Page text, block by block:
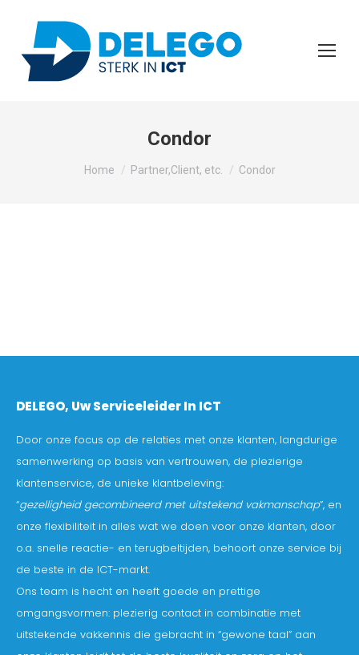
Condor
Je bent hier:
Home Partner,Client, etc. Condor
DELEGO, Uw Serviceleider In ICT
Door onze focus op de relaties met onze klanten, langdurige
samenwerking op basis van vertrouwen, de plezierige
klantenservice, de unieke klantbeleving:
“gezelligheid gecombineerd met uitstekend vakmanschap”, en
onze flexibiliteit in alles wat we doen voor onze klanten, door
o.a. snelle reactie- en terugbeltijden, behoort onze service bij
de beste in de ICT-markt.
Ons team is hecht en heeft goede en prettige
omgangsvormen: plezierig contact in combinatie met
uitstekende vakkennis die gebracht in “gewone taal” aan